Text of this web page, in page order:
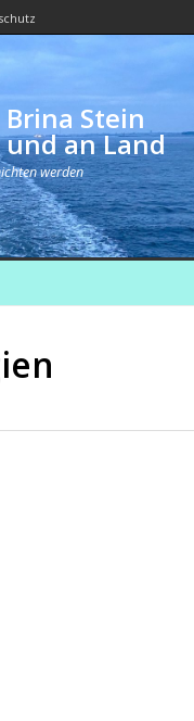
Stein
an Land
werden